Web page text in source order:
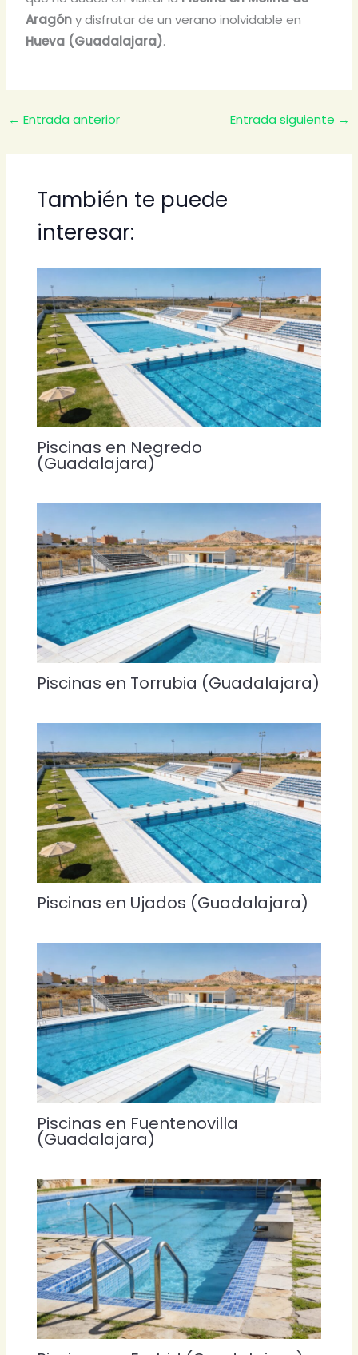
Aragóny disfrutar de un verano inolvidable en
Hueva (Guadalajara).
← Entrada anterior Entrada siguiente →
También te puede
interesar:
Piscinas en Negredo
(Guadalajara)
Piscinas en Torrubia (Guadalajara)
Piscinas en Ujados (Guadalajara)
Piscinas en Fuentenovilla
(Guadalajara)